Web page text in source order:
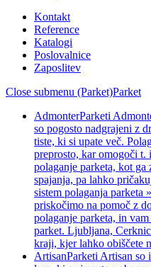
Kontakt
Reference
Katalogi
Poslovalnice
Zaposlitev
Close submenu (Parket)Parket
AdmonterParketi
so pogosto nadgrajeni z
tiste, ki si upate več.
preprosto, kar omogoči t.
polaganje parketa, kot
spajanja, pa lahko
sistem polaganja parketa
priskočimo na pomoč z
polaganje parketa, in
parket. Ljubljana,
kraji, kjer lahko obiščete
ArtisanParketi Artisan so